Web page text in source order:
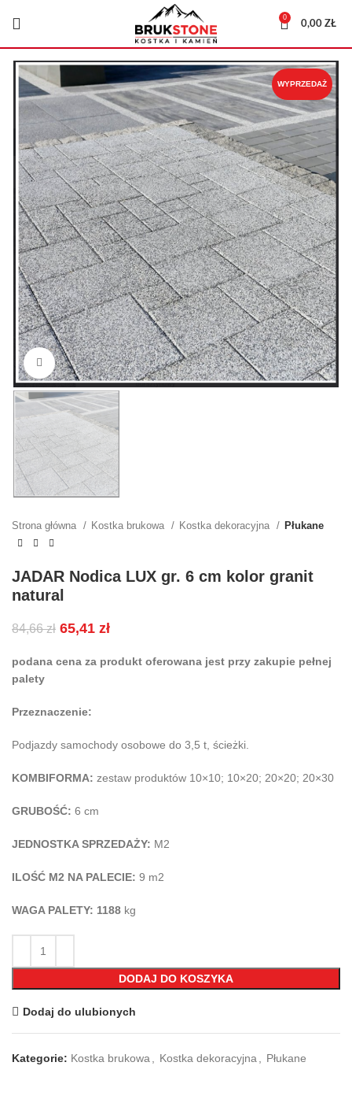
0
0,00ZŁ
WYPRZEDAŻ
Kliknij, aby powiększyć
Strona główna Kostka brukowa Kostka dekoracyjna Płukane
JADAR Nodica LUX gr. 6 cm kolor granit
natural
84,66zł 65,41 zł
podana cena za produkt oferowana jest przy zakupie pełnej
palety
Przeznaczenie:
Podjazdy samochody osobowe do 3,5 t, ścieżki.
KOMBIFORMA: zestaw produktów 10×10; 10×20; 20×20; 20×30
GRUBOŚĆ: 6 cm
JEDNOSTKA SPRZEDAŻY: M2
ILOŚĆ M2 NA PALECIE: 9 m2
WAGA PALETY: 1188 kg
DODAJ DO KOSZYKA
Dodaj do ulubionych
Kategorie: Kostka brukowa, Kostka dekoracyjna, Płukane